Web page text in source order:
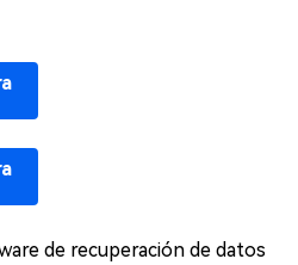
de recuperación de datos